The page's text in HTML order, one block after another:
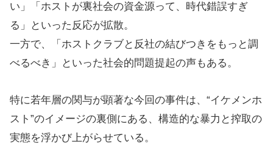
い」「ホストが裏社会の資金源って、時代錯誤すぎ
る」といった反応が拡散。
一方で、「ホストクラブと反社の結びつきをもっと調
べるべき」といった社会的問題提起の声もある。
特に若年層の関与が顕著な今回の事件は、“イケメンホ
スト”のイメージの裏側にある、構造的な暴力と搾取の
実態を浮かび上がらせている。